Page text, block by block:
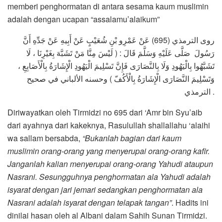
memberi penghormatan di antara sesama kaum muslimin
adalah dengan ucapan “assalamu’alaikum”
روى الترمذي (695) عَنْ عَمْرِو بْنِ شُعَيْبٍ عَنْ أَبِيهِ عَنْ جَدِّهِ أَنَّ
رَسُولَ صَلَّى عَلَيْهِ وَسَلَّمَ قَالَ : ( لَيْسَ مِنَّا مَنْ تَشَبَّهَ بِغَيْرِنَا ، لَا
تَشَبَّهُوا بِالْيَهُودِ وَلَا بِالنَّصَارَى فَإِنَّ تَسْلِيمَ الْيَهُودِ الْإِشَارَةُ بِالْأَصَابِعِ ،
وَتَسْلِيمَ النَّصَارَى الْإِشَارَةُ بِالْأَكُفّ ) وحسنه الألباني في صحيح
الترمذي .
Diriwayatkan oleh Tirmidzi no 695 dari ‘Amr bin Syu’aib
dari ayahnya dari kakeknya, Rasulullah shallallahu ‘alaihi
wa sallam bersabda, “Bukanlah bagian dari kaum
muslimin orang-orang yang menyerupai orang-orang kafir.
Janganlah kalian menyerupai orang-orang Yahudi ataupun
Nasrani. Sesungguhnya penghormatan ala Yahudi adalah
isyarat dengan jari jemari sedangkan penghormatan ala
Nasrani adalah isyarat dengan telapak tangan”. Hadits ini
dinilai hasan oleh al Albani dalam Sahih Sunan Tirmidzi.